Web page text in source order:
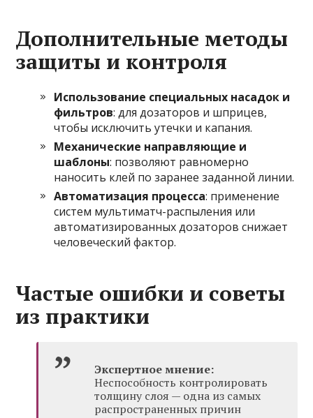
Дополнительные методы
защиты и контроля
Использование специальных насадок и
фильтров: для дозаторов и шприцев,
чтобы исключить утечки и капания.
Механические направляющие и
шаблоны: позволяют равномерно
наносить клей по заранее заданной линии.
Автоматизация процесса: применение
систем мультиматч-распыления или
автоматизированных дозаторов снижает
человеческий фактор.
Частые ошибки и советы
из практики
Экспертное мнение:
Неспособность контролировать
толщину слоя — одна из самых
распространенных причин